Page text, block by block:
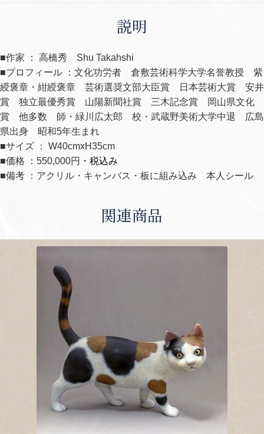
説明
■作家 ： 高橋秀 Shu Takahshi
■プロフィール ：文化功労者 倉敷芸術科学大学名誉教授 紫
綬褒章・紺綬褒章 芸術選奨文部大臣賞 日本芸術大賞 安井
賞 独立最優秀賞 山陽新聞社賞 三木記念賞 岡山県文化
賞 他多数 師・緑川広太郎 校・武蔵野美術大学中退 広島
県出身 昭和5年生まれ
■サイズ ： W40cmxH35cm
■価格 ：550,000円 ・税込み
■備考 ：アクリル・キャンバス・板に組み込み 本人シール
関連商品